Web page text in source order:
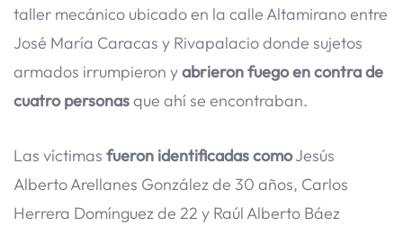
taller mecánico ubicado en la calle Altamirano entre
José María Caracas y Rivapalacio donde sujetos
armados irrumpieron yabrieron fuego en contra de
cuatro personasque ahí se encontraban.
Las víctimas fueron identificadas comoJesús
Alberto Arellanes González de 30 años, Carlos
Herrera Domínguez de 22 y Raúl Alberto Báez